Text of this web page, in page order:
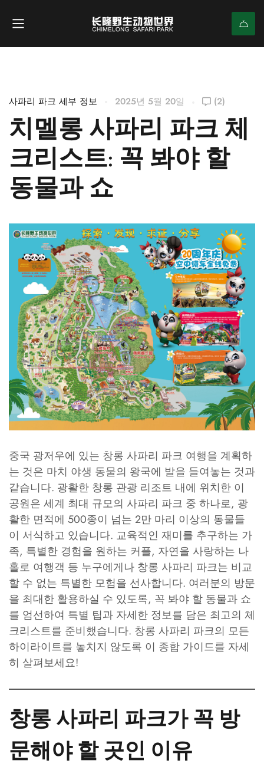
사파리 파크 세부 정보 2025년 5월 20일 (2)
치멜롱 사파리 파크 체
크리스트: 꼭 봐야 할
동물과 쇼
중국 광저우에 있는 창롱 사파리 파크 여행을 계획하
는 것은 마치 야생 동물의 왕국에 발을 들여놓는 것과
같습니다. 광활한 창롱 관광 리조트 내에 위치한 이
공원은 세계 최대 규모의 사파리 파크 중 하나로, 광
활한 면적에 500종이 넘는 2만 마리 이상의 동물들
이 서식하고 있습니다. 교육적인 재미를 추구하는 가
족, 특별한 경험을 원하는 커플, 자연을 사랑하는 나
홀로 여행객 등 누구에게나 창롱 사파리 파크는 비교
할 수 없는 특별한 모험을 선사합니다. 여러분의 방문
을 최대한 활용하실 수 있도록, 꼭 봐야 할 동물과 쇼
를 엄선하여 특별 팁과 자세한 정보를 담은 최고의 체
크리스트를 준비했습니다. 창롱 사파리 파크의 모든
하이라이트를 놓치지 않도록 이 종합 가이드를 자세
히 살펴보세요!
창롱 사파리 파크가 꼭 방
문해야 할 곳인 이유